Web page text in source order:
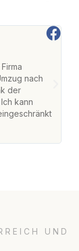
nach
der
kann
UND